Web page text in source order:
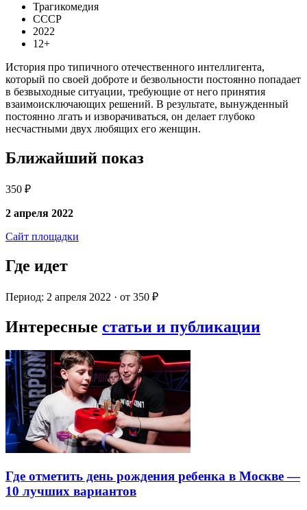
Трагикомедия
СССР
2022
12+
История про типичного отечественного интеллигента,
который по своей доброте и безвольности постоянно попадает
в безвыходные ситуации, требующие от него принятия
взаимоисключающих решений. В результате, вынужденный
постоянно лгать и изворачиваться, он делает глубоко
несчастными двух любящих его женщин.
Ближайший показ
350 ₽
2 апреля 2022
Сайт площадки
Где идет
Период: 2 апреля 2022 · от 350 ₽
Интересные статьи и публикации
Где отметить день рождения ребенка в Москве —
10 лучших вариантов